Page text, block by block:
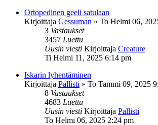
Ortopedinen geeli satulaan
Kirjoittaja Gessuman » To Helmi 06,
3 Vastaukset
3457 Luettu
Uusin viesti Kirjoittaja Creature
Ti Helmi 11, 2025 6:14 pm
Iskarin lyhentäminen
Kirjoittaja Pallisti » To Tammi 09, 2025
8 Vastaukset
4683 Luettu
Uusin viesti Kirjoittaja Pallisti
To Helmi 06, 2025 2:24 pm